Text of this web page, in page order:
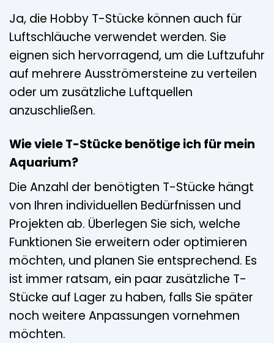
Ja, die Hobby T-Stücke können auch für
Luftschläuche verwendet werden. Sie
eignen sich hervorragend, um die Luftzufuhr
auf mehrere Ausströmersteine zu verteilen
oder um zusätzliche Luftquellen
anzuschließen.
Wie viele T-Stücke benötige ich für mein
Aquarium?
Die Anzahl der benötigten T-Stücke hängt
von Ihren individuellen Bedürfnissen und
Projekten ab. Überlegen Sie sich, welche
Funktionen Sie erweitern oder optimieren
möchten, und planen Sie entsprechend. Es
ist immer ratsam, ein paar zusätzliche T-
Stücke auf Lager zu haben, falls Sie später
noch weitere Anpassungen vornehmen
möchten.